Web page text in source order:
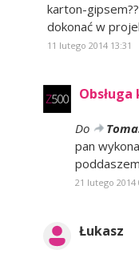
karton-
dokonać w
11 lutego 2014 13:31
Do
pan
21 lutego 2014
Łukasz